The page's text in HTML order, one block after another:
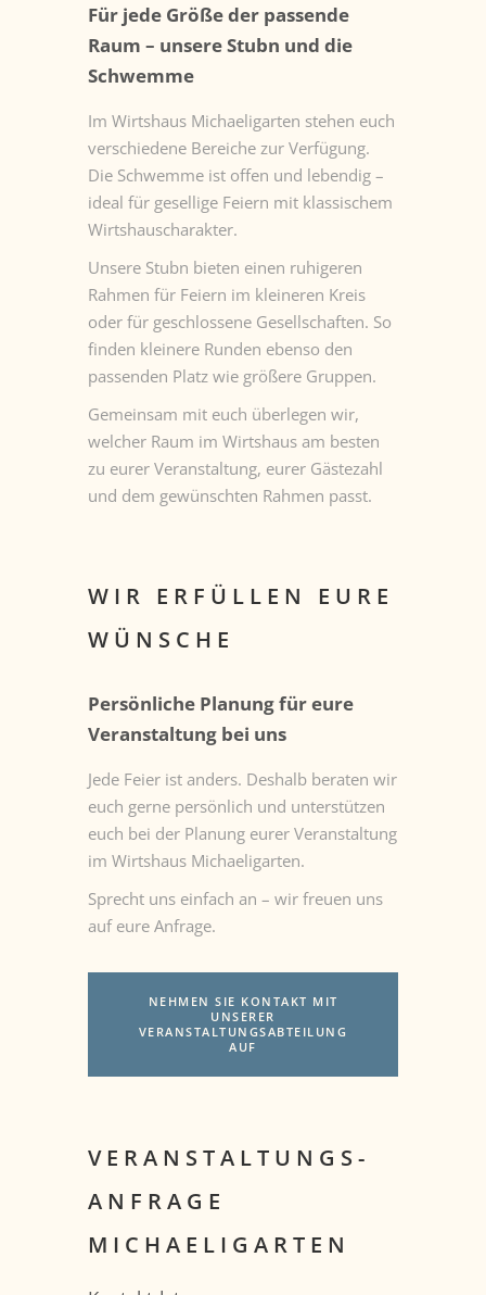
Für jede Größe der passende
Raum – unsere Stubn und die
Schwemme
Im Wirtshaus Michaeligarten stehen euch
verschiedene Bereiche zur Verfügung.
Die Schwemme ist offen und lebendig –
ideal für gesellige Feiern mit klassischem
Wirtshauscharakter.
Unsere Stubn bieten einen ruhigeren
Rahmen für Feiern im kleineren Kreis
oder für geschlossene Gesellschaften. So
finden kleinere Runden ebenso den
passenden Platz wie größere Gruppen.
Gemeinsam mit euch überlegen wir,
welcher Raum im Wirtshaus am besten
zu eurer Veranstaltung, eurer Gästezahl
und dem gewünschten Rahmen passt.
WIR ERFÜLLEN EURE
WÜNSCHE
Persönliche Planung für eure
Veranstaltung bei uns
Jede Feier ist anders. Deshalb beraten wir
euch gerne persönlich und unterstützen
euch bei der Planung eurer Veranstaltung
im Wirtshaus Michaeligarten.
Sprecht uns einfach an – wir freuen uns
auf eure Anfrage.
NEHMEN SIE KONTAKT MIT
UNSERER
VERANSTALTUNGSABTEILUNG
AUF
VERANSTALTUNGS-
ANFRAGE
MICHAELIGARTEN